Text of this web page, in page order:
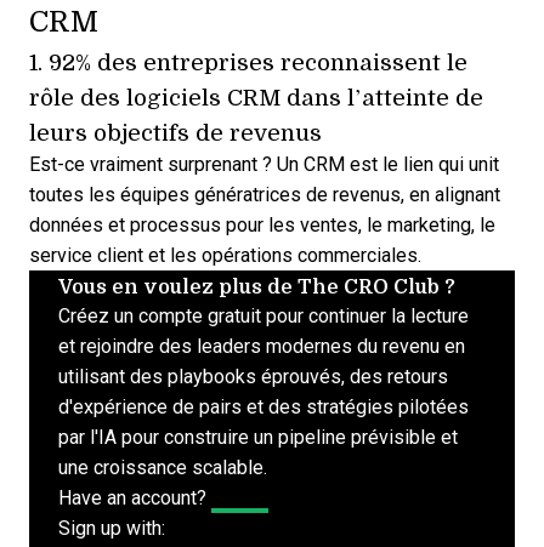
CRM
1. 92% des entreprises reconnaissent le
rôle des logiciels CRM dans l’atteinte de
leurs objectifs de revenus
Est-ce vraiment surprenant ? Un CRM est le lien qui unit
toutes les équipes génératrices de revenus, en alignant
données et processus pour les ventes, le marketing, le
service client et les opérations commerciales.
Vous en voulez plus de The CRO Club ?
Créez un compte gratuit pour continuer la lecture
et rejoindre des leaders modernes du revenu en
utilisant des playbooks éprouvés, des retours
d'expérience de pairs et des stratégies pilotées
par l'IA pour construire un pipeline prévisible et
une croissance scalable.
Have an account?
Sign up with: